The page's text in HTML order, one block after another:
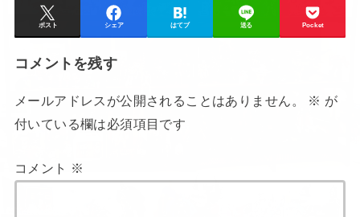
ポスト シェア はてブ 送る Pocket
コメントを残す
メールアドレスが公開されることはありません。 ※ が
付いている欄は必須項目です
コメント ※